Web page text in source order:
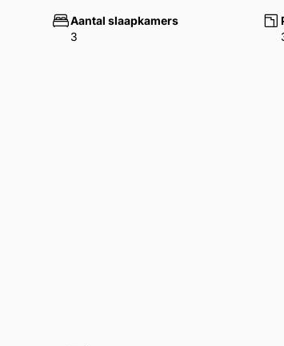
Aantal slaapkamers
3